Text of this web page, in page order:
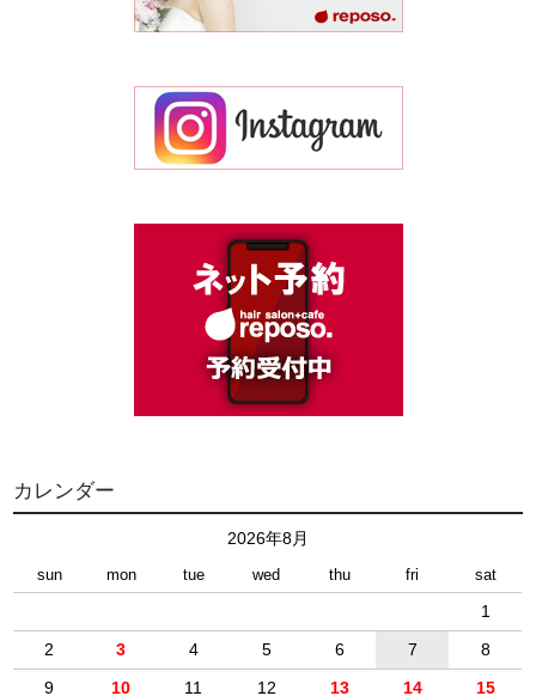
カレンダー
2026年8月
sun mon tue wed thu fri sat
1
2
3 4 5 6 7
8
9
10 11 12 13 14
15